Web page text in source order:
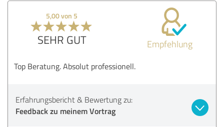
5,00 von 5
SEHR GUT Empfehlung
Top Beratung. Absolut professionell.
Erfahrungsbericht & Bewertung zu:
Feedback zu meinem Vortrag